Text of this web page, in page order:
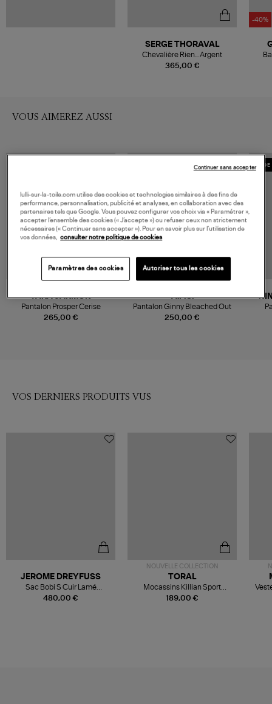
365,00 €
SERGE THORAVAL
Chevalière Rien... Argent
-40%
VOUS AIMEREZ AUSSI
265,00 €
TARA JARMON
Pantalon Prosper Cerise
250,00 €
A.P.C.
Pantalon Ginny Bleached Out
MADE
VOS DERNIERS PRODUITS VUS
480,00 €
JEROME DREYFUSS
Sac Bobi S Cuir Lamé
Champagne
NOUVELLE COLLECTION
189,00 €
TORAL
Mocassins Killian Sport
Mousse
lulli-sur-la-toile.com utilise des cookies et technologies similaires à des fins de
performance, personnalisation, publicité et analyses, en collaboration avec des
partenaires tels que Google. Vous pouvez configurer vos choix via « Paramétrer »,
accepter l’ensemble des cookies (« J’accepte ») ou refuser ceux non strictement
nécessaires (« Continuer sans accepter »). Pour en savoir plus sur l’utilisation de
vos données, consulter notre politique de cookies
Paramètres des cookies Autoriser tous les cookies
Continuer sans accepter